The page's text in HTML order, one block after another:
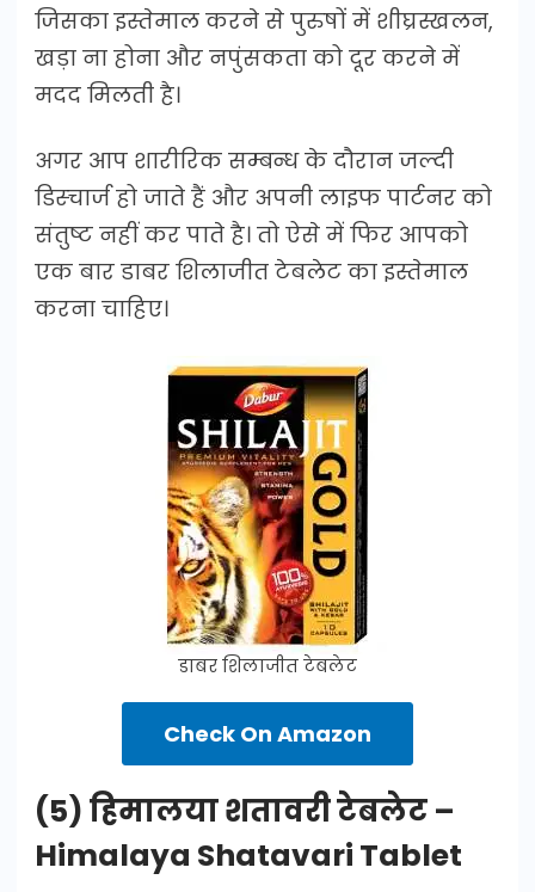
जिसका इस्तेमाल करने से पुरुषों में शीघ्रस्खलन,
खड़ा ना होना और नपुंसकता को दूर करने में
मदद मिलती है।
अगर आप शारीरिक सम्बन्ध के दौरान जल्दी
डिस्चार्ज हो जाते हैं और अपनी लाइफ पार्टनर को
संतुष्ट नहीं कर पाते है। तो ऐसे में फिर आपको
एक बार डाबर शिलाजीत टेबलेट का इस्तेमाल
करना चाहिए।
डाबर शिलाजीत टेबलेट
Check On Amazon
(5) हिमालया शतावरी टेबलेट –
Himalaya Shatavari Tablet